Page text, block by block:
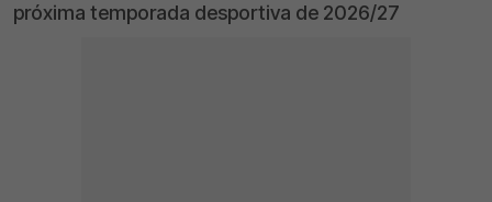
próxima temporada desportiva de 2026/27